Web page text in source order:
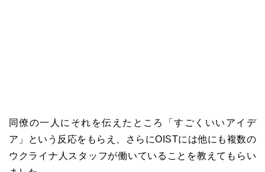
同僚の一人にそれを伝えたところ「すごくいいアイデ
ア」という反応をもらえ、さらにOISTには他にも複数の
ウクライナ人スタッフが働いていることを教えてもらい